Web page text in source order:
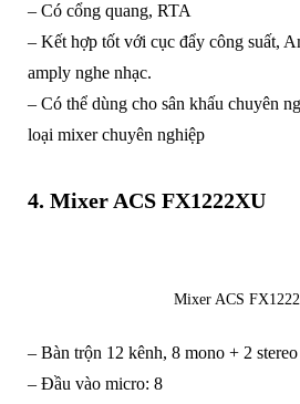
– Có cổng quang, RTA
– Kết hợp tốt với cục đẩy công suất,
amply nghe nhạc.
– Có thể dùng cho sân khấu chuyên
loại mixer chuyên nghiệp
4. Mixer ACS FX1222XU
Mixer ACS
– Bàn trộn 12 kênh, 8 mono + 2
– Đầu vào micro: 8